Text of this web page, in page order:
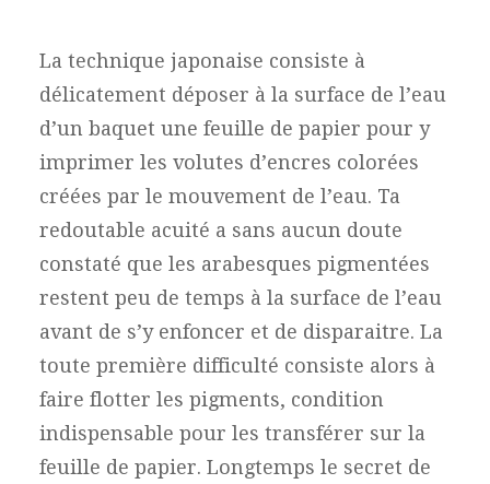
La technique japonaise consiste à
délicatement déposer à la surface de l’eau
d’un baquet une feuille de papier pour y
imprimer les volutes d’encres colorées
créées par le mouvement de l’eau. Ta
redoutable acuité a sans aucun doute
constaté que les arabesques pigmentées
restent peu de temps à la surface de l’eau
avant de s’y enfoncer et de disparaitre. La
toute première difficulté consiste alors à
faire flotter les pigments, condition
indispensable pour les transférer sur la
feuille de papier. Longtemps le secret de